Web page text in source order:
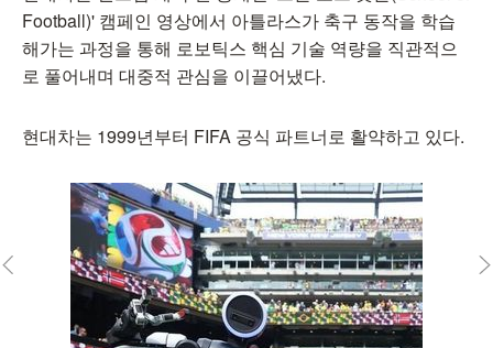
Football)' 캠페인 영상에서 아틀라스가 축구 동작을 학습
해가는 과정을 통해 로보틱스 핵심 기술 역량을 직관적으
로 풀어내며 대중적 관심을 이끌어냈다.
현대차는 1999년부터 FIFA 공식 파트너로 활약하고 있다.